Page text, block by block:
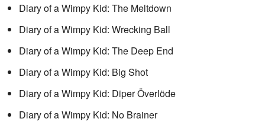
Diary of a Wimpy Kid: The Meltdown
Diary of a Wimpy Kid: Wrecking Ball
Diary of a Wimpy Kid: The Deep End
Diary of a Wimpy Kid: Big Shot
Diary of a Wimpy Kid: Diper Överlöde
Diary of a Wimpy Kid: No Brainer